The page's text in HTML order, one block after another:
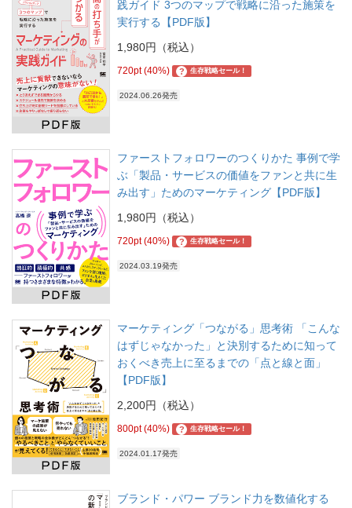
践ガイド 3つのマップで戦略に沿った施策を
実行する【PDF版】
1,980円（税込）
720pt (40%) ? 生存戦略セール！
2024.06.26発売
ファーストフォロワーのつくりかた 事例で学
ぶ「製品・サービスの価値をファンと共に生
み出す」ためのマーケティング【PDF版】
1,980円（税込）
720pt (40%) ? 生存戦略セール！
2024.03.19発売
マーケティング「つながる」思考術 「こんな
はずじゃなかった」と決別するために知って
おくべき売上に至るまでの「点と線と面」
【PDF版】
2,200円（税込）
800pt (40%) ? 生存戦略セール！
2024.01.17発売
ブランド・パワー ブランド力を数値化する